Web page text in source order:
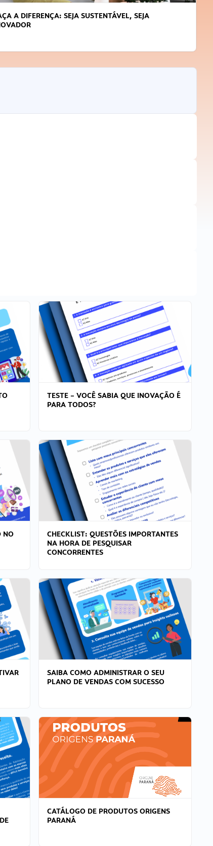
A DIFERENÇA: SEJA SUSTENTÁVEL, SEJA
TESTE – VOCÊ SABIA QUE INOVAÇÃO É
PARA TODOS?
NO
CHECKLIST: QUESTÕES IMPORTANTES
NA HORA DE PESQUISAR
CONCORRENTES
SAIBA COMO ADMINISTRAR O SEU
PLANO DE VENDAS COM SUCESSO
CATÁLOGO DE PRODUTOS ORIGENS
PARANÁ